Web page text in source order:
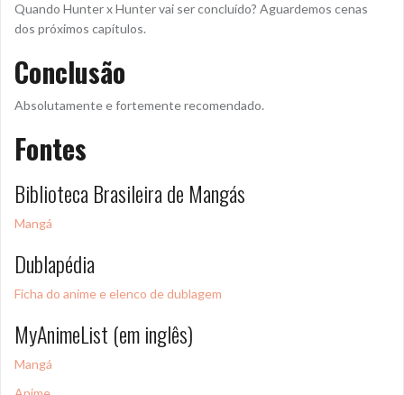
Quando Hunter x Hunter vai ser concluído? Aguardemos cenas
dos próximos capítulos.
Conclusão
Absolutamente e fortemente recomendado.
Fontes
Biblioteca Brasileira de Mangás
Mangá
Dublapédia
Ficha do anime e elenco de dublagem
MyAnimeList (em inglês)
Mangá